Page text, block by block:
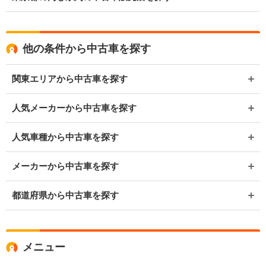
他の条件から中古車を探す
関東エリアから中古車を探す
人気メーカーから中古車を探す
人気車種から中古車を探す
メーカーから中古車を探す
都道府県から中古車を探す
メニュー